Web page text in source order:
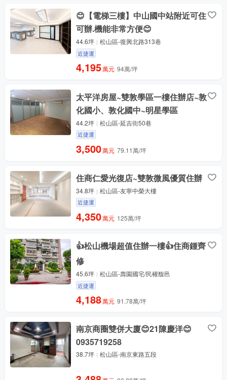
😊【電梯三樓】中山國中站附近可住
可辦.機能非常方便😊
44.6坪 松山區-復興北路313巷
近捷運
4,195萬元 94萬/坪
太平洋房屋~雙敦學區一樓住辦店~敦
化國小、敦化國中~明星學區
44.2坪 松山區-延吉街50巷
近捷運
3,500萬元 79.11萬/坪
住商仁愛光復店~雙敦微風優質住辦
34.8坪 松山區-友寧中榮大樓
近捷運
4,350萬元 125萬/坪
👍松山機場超值住辦一樓👍住商鍾齊
修
45.6坪 松山區-壽園國宅/民權馥邑
近捷運
4,188萬元 91.78萬/坪
南京商圈雙併大廈😊21陳慶洋😊
0935719258
38.7坪 松山區-南京東路五段